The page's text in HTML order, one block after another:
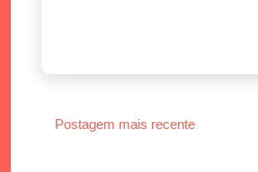
Postagem mais recente